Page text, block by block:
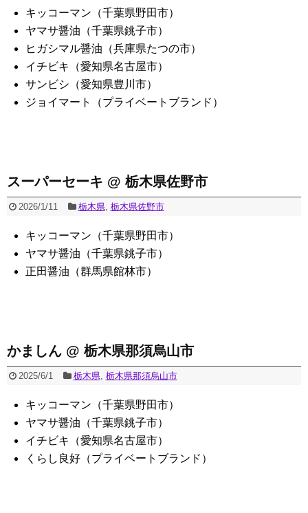
キッコーマン（千葉県野田市）
ヤマサ醤油（千葉県銚子市）
ヒガシマル醤油（兵庫県たつの市）
イチビキ（愛知県名古屋市）
サンビシ（愛知県豊川市）
ジョイマート（プライベートブランド）
スーパーセーキ @ 栃木県佐野市
2026/1/11 栃木県, 栃木県佐野市
キッコーマン（千葉県野田市）
ヤマサ醤油（千葉県銚子市）
正田醤油（群馬県館林市）
かましん @ 栃木県那須烏山市
2025/6/1 栃木県, 栃木県那須烏山市
キッコーマン（千葉県野田市）
ヤマサ醤油（千葉県銚子市）
イチビキ（愛知県名古屋市）
くらし良好（プライベートブランド）